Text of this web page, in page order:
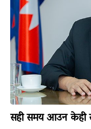
सही समय आउन केही